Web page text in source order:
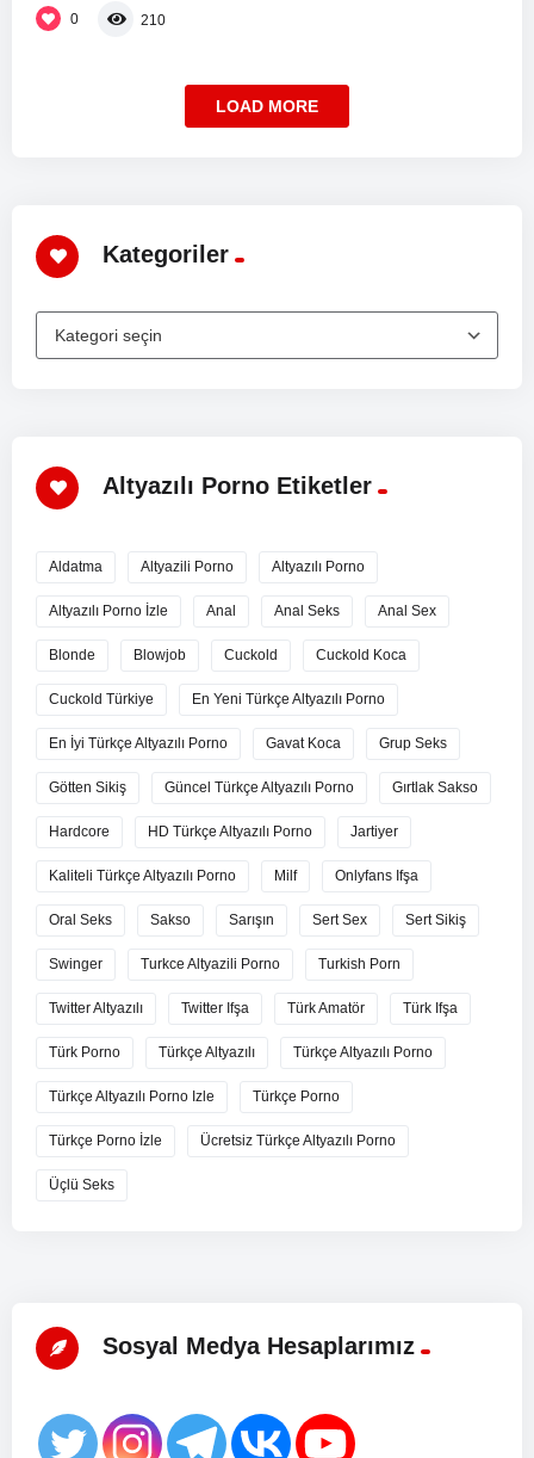
0 210
LOAD MORE
Kategoriler
Altyazılı Porno Etiketler
Aldatma Altyazili Porno Altyazılı Porno
Altyazılı Porno İzle Anal Anal Seks Anal Sex
Blonde Blowjob Cuckold Cuckold Koca
Cuckold Türkiye En Yeni Türkçe Altyazılı Porno
En İyi Türkçe Altyazılı Porno Gavat Koca Grup Seks
Götten Sikiş Güncel Türkçe Altyazılı Porno Gırtlak Sakso
Hardcore HD Türkçe Altyazılı Porno Jartiyer
Kaliteli Türkçe Altyazılı Porno Milf Onlyfans Ifşa
Oral Seks Sakso Sarışın Sert Sex Sert Sikiş
Swinger Turkce Altyazili Porno Turkish Porn
Twitter Altyazılı Twitter Ifşa Türk Amatör Türk Ifşa
Türk Porno Türkçe Altyazılı Türkçe Altyazılı Porno
Türkçe Altyazılı Porno Izle Türkçe Porno
Türkçe Porno İzle Ücretsiz Türkçe Altyazılı Porno
Üçlü Seks
Sosyal Medya Hesaplarımız